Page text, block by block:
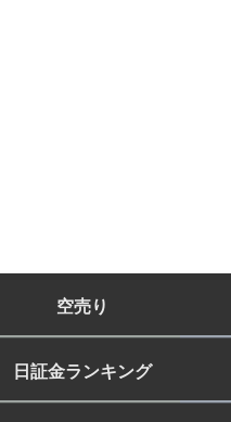
空売り
日証金ランキング